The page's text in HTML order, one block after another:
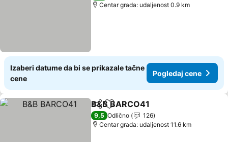
Centar grada: udaljenost 0.9 km
Izaberi datume da bi se prikazale tačne
cene
Pogledaj cene
Deli Dodati u favorite
B&B BARCO41
9,5 Odlično
126
Centar grada: udaljenost 11.6 km